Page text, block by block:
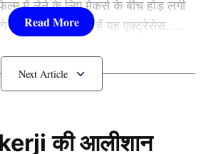
में लेने के लिए मेकर्स के बीच होड़ लगी
जानते हैं कौन-कौन हैं यह एक्ट्रेसेस…..
की यह हसीनाएं?
की आलीशान